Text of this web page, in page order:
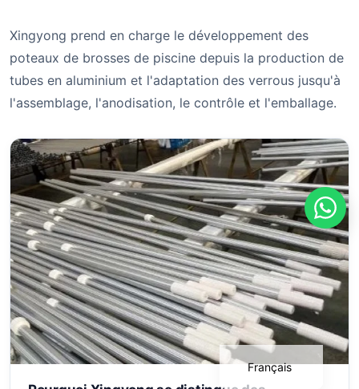
Xingyong prend en charge le développement des
poteaux de brosses de piscine depuis la production de
tubes en aluminium et l'adaptation des verrous jusqu'à
l'assemblage, l'anodisation, le contrôle et l'emballage.
Français
English
Español
Deutsch
Português